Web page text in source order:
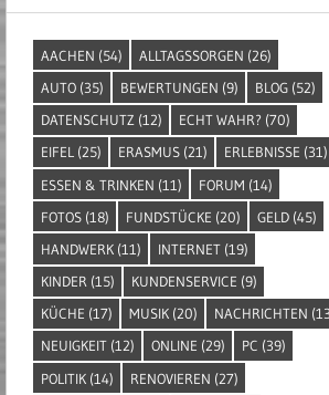
AACHEN (54) ALLTAGSSORGEN (26)
AUTO(35) BEWERTUNGEN (9) BLOG(52)
DATENSCHUTZ (12) ECHT WAHR? (70)
EIFEL(25) ERASMUS(21) ERLEBNISSE (31)
ESSEN & TRINKEN (11) FORUM (14)
FOTOS(18) FUNDSTÜCKE (20) GELD(45)
HANDWERK(11) INTERNET(19)
KINDER (15) KUNDENSERVICE (9)
KÜCHE (17) MUSIK(20) NACHRICHTEN
NEUIGKEIT(12) ONLINE (29) PC (39)
POLITIK(14) RENOVIEREN (27)